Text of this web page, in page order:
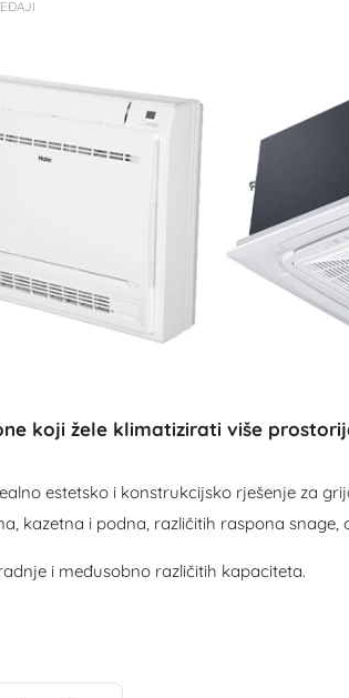
koji žele klimatizirati više
estetsko i konstrukcijsko rješenje za
kazetna i podna, različitih raspona
i međusobno različitih kapaciteta.